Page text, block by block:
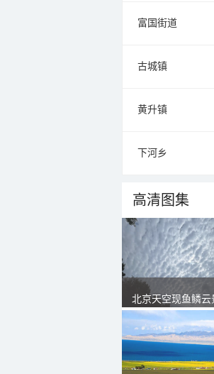
富国街道
古城镇
黄升镇
下河乡
高清图集
北京天空现鱼鳞云